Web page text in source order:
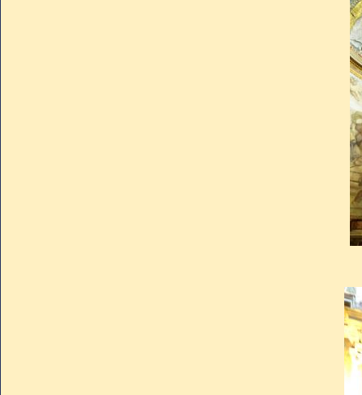
La Chaise-Dieu. Les
corps, l’inhumèrent à
Santa Maria Antiqua. Ils lui
par Pierre Paul Olivieri en
Au 8ème siècle, le pape
dédié aux saints Pierre et
temple de Vénus. Au siècle
Nova. Ce n’est qu’en 1608,
Françoise Romaine